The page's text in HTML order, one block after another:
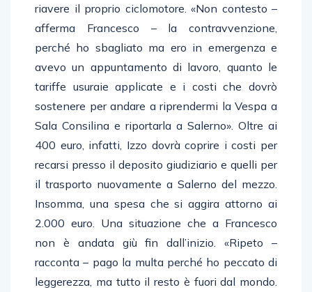
riavere il proprio ciclomotore. «Non contesto –
afferma Francesco – la contravvenzione,
perché ho sbagliato ma ero in emergenza e
avevo un appuntamento di lavoro, quanto le
tariffe usuraie applicate e i costi che dovrò
sostenere per andare a riprendermi la Vespa a
Sala Consilina e riportarla a Salerno». Oltre ai
400 euro, infatti, Izzo dovrà coprire i costi per
recarsi presso il deposito giudiziario e quelli per
il trasporto nuovamente a Salerno del mezzo.
Insomma, una spesa che si aggira attorno ai
2.000 euro. Una situazione che a Francesco
non è andata giù fin dall’inizio. «Ripeto –
racconta – pago la multa perché ho peccato di
leggerezza, ma tutto il resto è fuori dal mondo.